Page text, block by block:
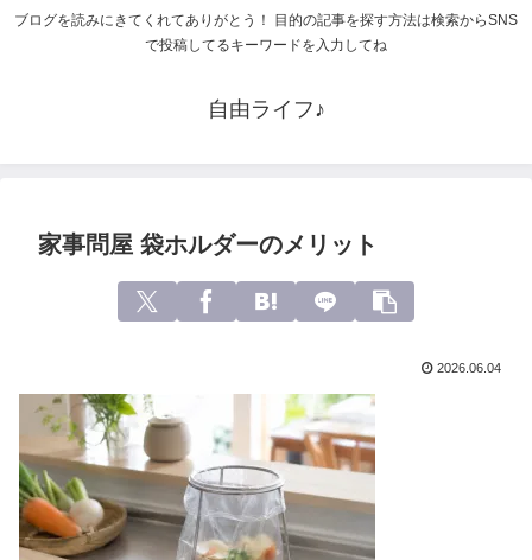
ブログを読みにきてくれてありがとう！ 目的の記事を探す方法は検索からSNS
で投稿してるキーワードを入力してね
自由ライフ♪
家事問屋 袋ホルダーのメリット
2026.06.04